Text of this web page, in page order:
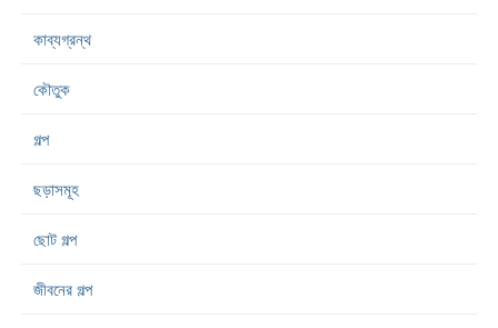
কাব্যগ্রন্থ
কৌতুক
গল্প
ছড়াসমূহ
ছোট গল্প
জীবনের গল্প